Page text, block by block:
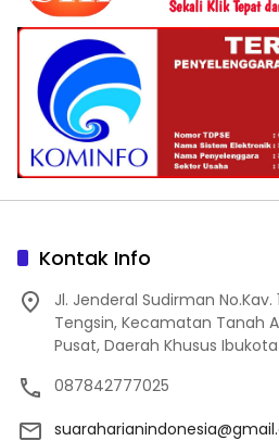
Kontak Info
Jl. Jenderal Sudirman No.Kav.
Tengsin, Kecamatan Tanah
Pusat, Daerah Khusus
087842777025